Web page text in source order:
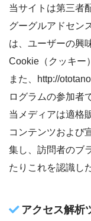
当サイトは第三者
グーグルアドセン
は、ユーザーの興
Cookie（クッキー
また、http://
ログラムの参加者
当メディアは適格
コンテンツおよび
集し、訪問者のブ
たりこれを認識し
アクセス解析